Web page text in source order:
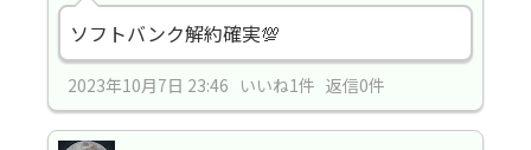
ソフトバンク解約確実💯
2023年10月7日 23:46 いいね1件 返信0件